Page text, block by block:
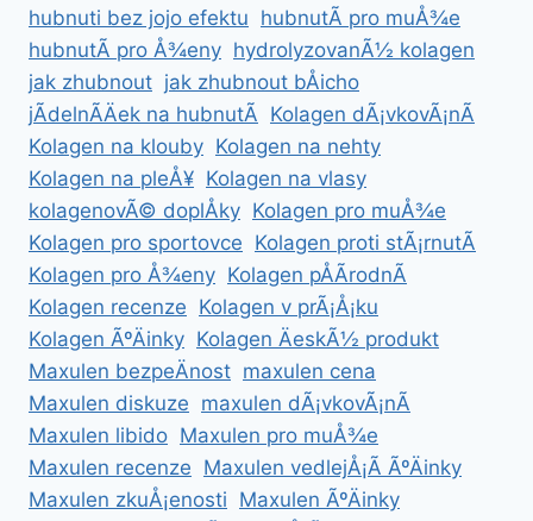
hubnuti bez jojo efektu hubnutÃ­ pro muÅ¾e
hubnutÃ­ pro Å¾eny hydrolyzovanÃ½ kolagen
jak zhubnout jak zhubnout bÅicho
jÃ­delnÃ­Äek na hubnutÃ­ Kolagen dÃ¡vkovÃ¡nÃ­
Kolagen na klouby Kolagen na nehty
Kolagen na pleÅ¥ Kolagen na vlasy
kolagenovÃ© doplÅky Kolagen pro muÅ¾e
Kolagen pro sportovce Kolagen proti stÃ¡rnutÃ­
Kolagen pro Å¾eny Kolagen pÅÃ­rodnÃ­
Kolagen recenze Kolagen v prÃ¡Å¡ku
Kolagen ÃºÄinky Kolagen ÄeskÃ½ produkt
Maxulen bezpeÄnost maxulen cena
Maxulen diskuze maxulen dÃ¡vkovÃ¡nÃ­
Maxulen libido Maxulen pro muÅ¾e
Maxulen recenze Maxulen vedlejÅ¡Ã­ ÃºÄinky
Maxulen zkuÅ¡enosti Maxulen ÃºÄinky